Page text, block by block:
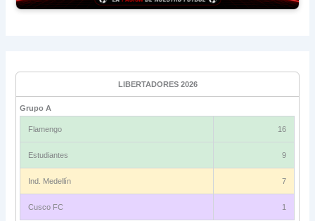
LIBERTADORES 2026
Grupo A
Flamengo 16
Estudiantes 9
Ind. Medellín 7
Cusco FC 1